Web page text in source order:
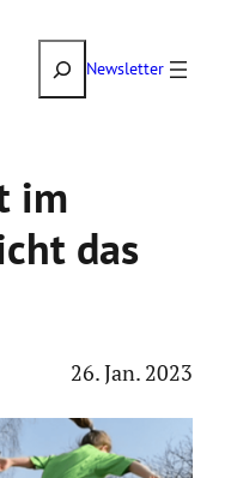
SuchenNewsletter
im
das
26. Jan. 2023